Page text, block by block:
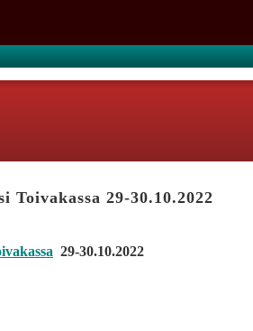
Toivakassa 29-30.10.2022
29-30.10.2022